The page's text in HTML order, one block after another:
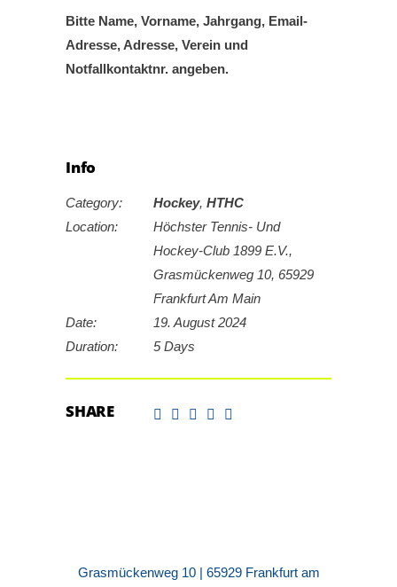
Bitte Name, Vorname, Jahrgang, Email-
Adresse, Adresse, Verein und
Notfallkontaktnr. angeben.
Info
Category: Hockey, HTHC
Location:
Höchster Tennis- Und
Hockey-Club 1899 E.V.,
Grasmückenweg 10, 65929
Frankfurt Am Main
Date:
19. August 2024
Duration:
5 Days
SHARE
Grasmückenweg 10 | 65929 Frankfurt am